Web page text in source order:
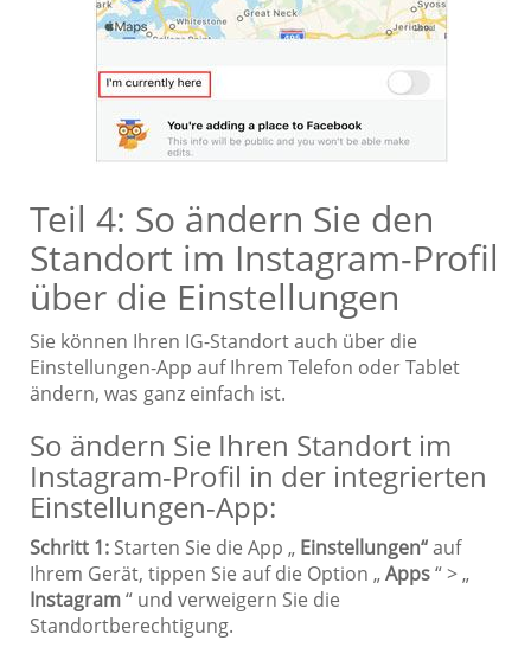
Teil 4: So ändern Sie den
Standort im Instagram-Profil
über die Einstellungen
Sie können Ihren IG-Standort auch über die
Einstellungen-App auf Ihrem Telefon oder Tablet
ändern, was ganz einfach ist.
So ändern Sie Ihren Standort im
Instagram-Profil in der integrierten
Einstellungen-App:
Schritt 1: Starten Sie die App „ Einstellungen“auf
Ihrem Gerät, tippen Sie auf die Option „Apps“ > „
Instagram“ und verweigern Sie die
Standortberechtigung.